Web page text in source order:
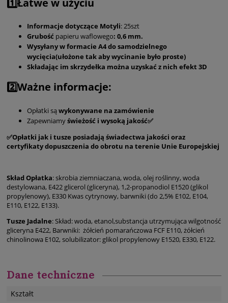
1️⃣Łatwe w użyciu
Informacje dotyczące Motyli: 25szt
Grubość papieru waflowego: 0,6 mm.
Wysyłany w formacie A4 do samodzielnego
wycięcia(ułożone tak aby wycinanie było proste)
Składając im skrzydełka można uzyskać z nich efekt 3D
2️⃣Ważne informacje:
Opłatki są wykonywane na zamówienie
Zapewniamyświeżość i wysoką jakość✅
✅Opłatki jak i tusze posiadają świadectwa jakości oraz
certyfikaty dopuszczenia do obrotu na terenie Unie Europejskiej
Skład Opłatka: skrobia ziemniaczana, woda, olej roślinny, woda
destylowana, E422 glicerol (gliceryna), 1,2-propanodiol E1520 (glikol
propylenowy), E330 Kwas cytrynowy, barwniki (do 2,5% E102, E104,
E110, E122, E133).
Tusze Jadalne: Skład: woda, etanol,substancja utrzymująca wilgotność
gliceryna E422, Barwniki: żółcień pomarańczowa FCF E110, żółcień
chinolinowa E102, solubilizator: glikol propylenowy E1520, E330, E122.
Dane techniczne
Kształt